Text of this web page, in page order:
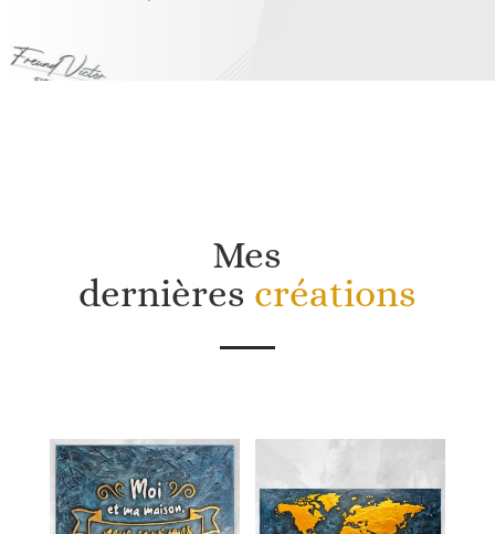
Mes
dernières créations